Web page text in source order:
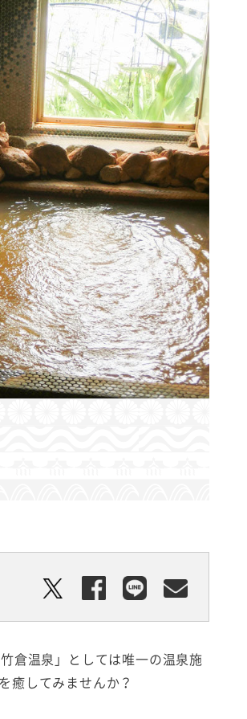
倉温泉」としては唯一の温泉施
癒してみませんか？